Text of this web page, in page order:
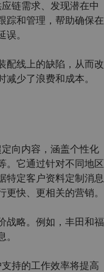
链需求、发现潜在中
踪和管理，帮助确保在
。
配线上的缺陷，从而改
少了浪费和成本。
向内容，涵盖个性化
。它通过针对不同地区
特定客户资料定制消息
快、更相关的营销。
战略。例如，丰田和福
持的工作效率将提高